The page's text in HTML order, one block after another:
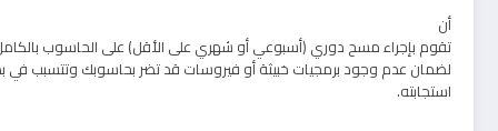
أن
تقوم بإجراء مسح دوري (أسبوعي أو شهري على الأقل) على الحاسوب
لضمان عدم وجود برمجيات خبيثة أو فيروسات قد تضر بحاسوبك وتتسبب في
استجابته.